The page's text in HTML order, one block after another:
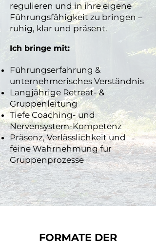
regulieren und in ihre eigene
Führungsfähigkeit zu bringen –
ruhig, klar und präsent.
Ich bringe mit:
Führungserfahrung &
unternehmerisches Verständnis
Langjährige Retreat- &
Gruppenleitung
Tiefe Coaching- und
Nervensystem-Kompetenz
Präsenz, Verlässlichkeit und
feine Wahrnehmung für
Gruppenprozesse
FORMATE DER